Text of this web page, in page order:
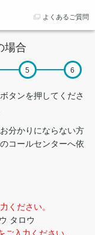
よくあるご質問
場合
タンを押してくださ
お分かりにならない方
コールセンターへ依
ください。
ウ タロウ